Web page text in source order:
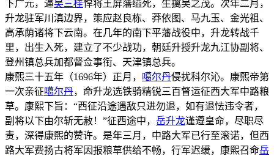
下广元，逼吴三桂悍将王屏藩缢死，生擒吴之茂。次年二月，
升龙驻军川滇边界，策应赵良栋、莽依图、马九玉、金光祖、
高承荫诸将下云南。在几年的南下平藩战役中，升龙转战千
里，出生入死，建立了不少战功，朝廷升授升龙九江协副将、
登州镇总兵加都督佥事衔、天津镇总兵。
康熙三十五年（1696年）正月， 噶尔丹侵扰科尔沁。康熙帝第
一次亲征噶尔丹，命升龙选铁骑精锐三百督运征西大军中路粮
草。康熙下旨：“西征沿途遇敌只进勿退，如有退怯违令者，
副将以下由尔斩无赦！”征西途中， 岳升龙谨遵皇命，尽职尽
责，深得康熙的赞许。是年三月，中路大军已行至滚诺，但西
路大军费扬古将军因报粮草供给不畅，行军迟缓，康熙召命岳